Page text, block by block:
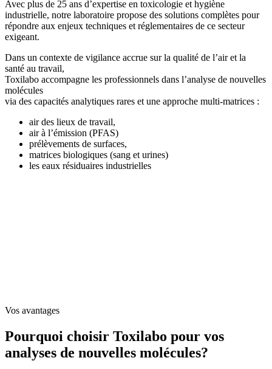
Avec plus de 25 ans d’expertise en toxicologie et hygiène
industrielle, notre laboratoire propose des solutions complètes pour
répondre aux enjeux techniques et réglementaires de ce secteur
exigeant.
Dans un contexte de vigilance accrue sur la qualité de l’air et la
santé au travail,
Toxilabo accompagne les professionnels dans l’analyse de nouvelles
molécules
via des capacités analytiques rares et une approche multi-matrices :
air des lieux de travail,
air à l’émission (PFAS)
prélèvements de surfaces,
matrices biologiques (sang et urines)
les eaux résiduaires industrielles
Vos avantages
Pourquoi choisir Toxilabo pour vos
analyses de nouvelles molécules?